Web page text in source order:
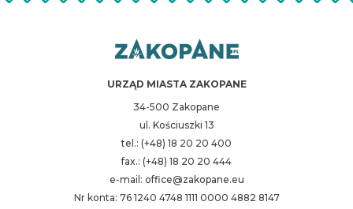
URZĄD MIASTA ZAKOPANE
34-500 Zakopane
ul. Kościuszki 13
tel.: (+48) 18 20 20 400
fax.: (+48) 18 20 20 444
e-mail: office@zakopane.eu
Nr konta: 76 1240 4748 1111 0000 4882 8147